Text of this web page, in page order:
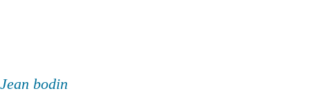
Jean bodin